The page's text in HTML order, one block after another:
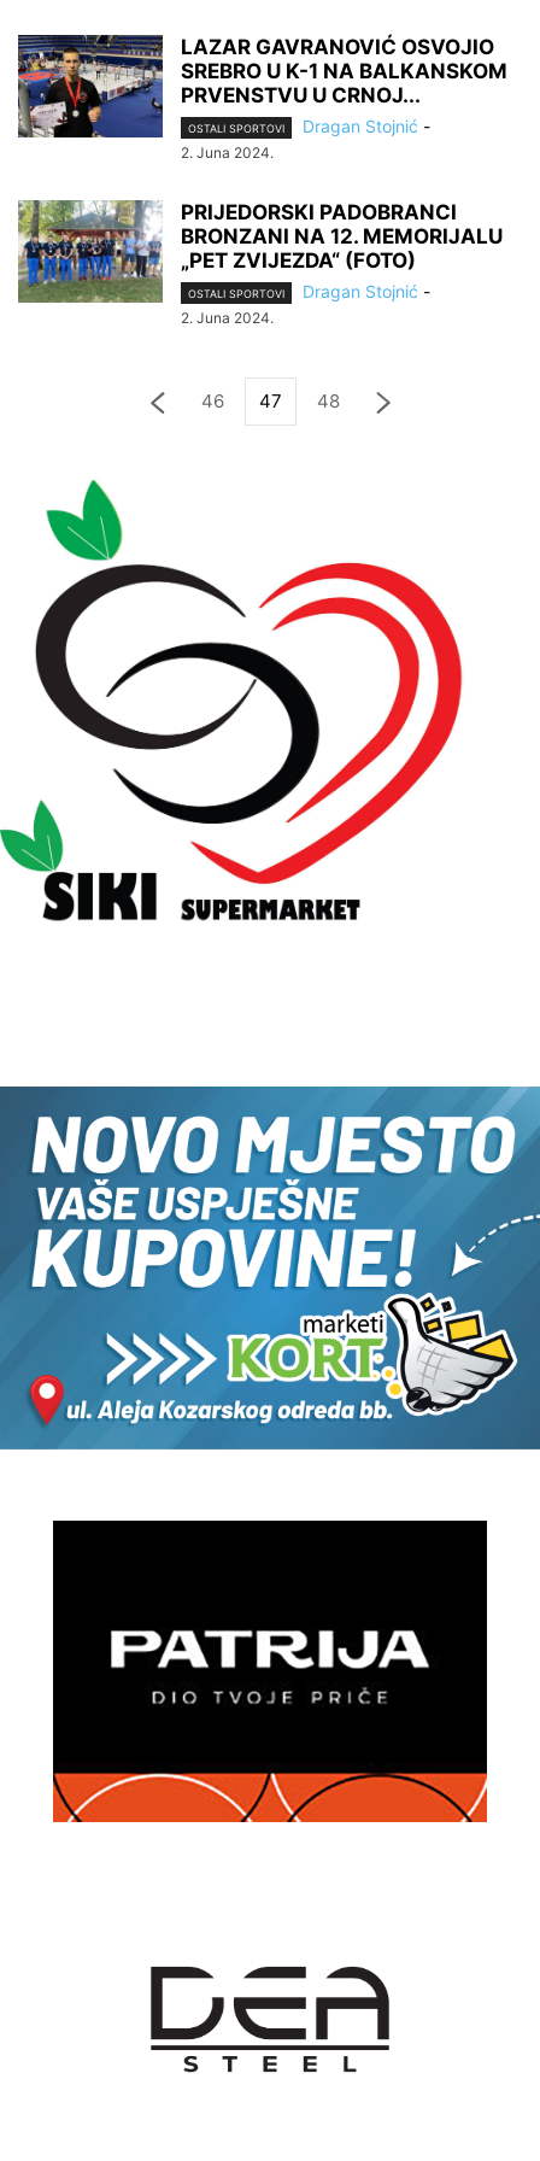
LAZAR GAVRANOVIĆ OSVOJIO
SREBRO U K-1 NA BALKANSKOM
PRVENSTVU U CRNOJ...
OSTALI SPORTOVI Dragan Stojnić -
2. Juna 2024.
PRIJEDORSKI PADOBRANCI
BRONZANI NA 12. MEMORIJALU
„PET ZVIJEZDA“ (FOTO)
OSTALI SPORTOVI Dragan Stojnić -
2. Juna 2024.
46 47 48